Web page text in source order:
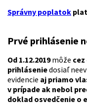
Správny poplatok
Prvé prihlásenie
Od 1.12.2019môže
prihláseniedosiaľ
evidencie aj priamo
v prípade ak nebol
doklad osvedčenie o